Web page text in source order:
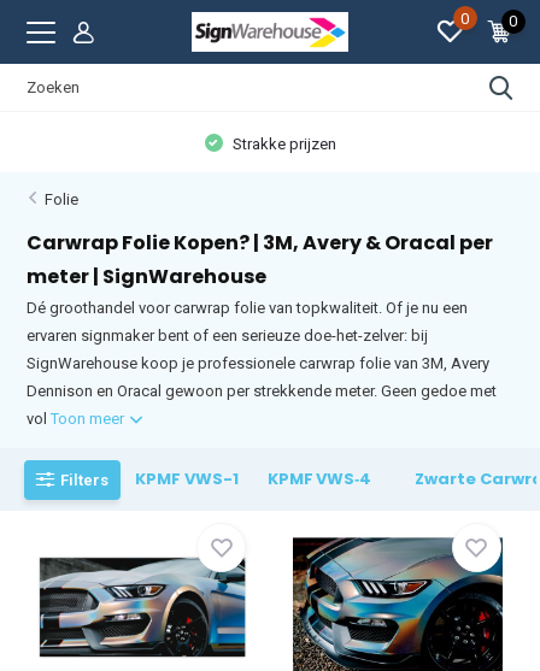
0 0
Persoonlijke aandacht
Folie
Carwrap Folie Kopen? | 3M, Avery & Oracal per
meter | SignWarehouse
Dé groothandel voor carwrap folie van topkwaliteit. Of je nu een
ervaren signmaker bent of een serieuze doe-het-zelver: bij
SignWarehouse koop je professionele carwrap folie van 3M, Avery
Dennison en Oracal gewoon per strekkende meter. Geen gedoe met
volToon meer
Filters KPMF VWS-1 KPMF VWS‑4 Zwarte